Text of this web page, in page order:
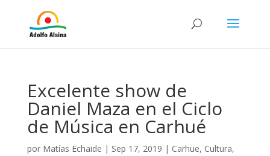
Excelente show de
Daniel Maza en el Ciclo
de Música en Carhué
por Matías Echaide | Sep 17, 2019 | Carhue, Cultura,